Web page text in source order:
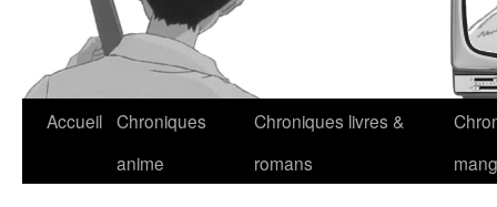
Accueil Chroniques
anime
Chroniques livres &
romans